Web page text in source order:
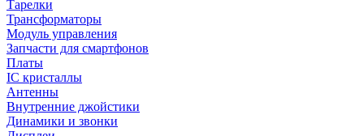
Тарелки
Трансформаторы
Модуль управления
Запчасти для смартфонов
Платы
IC кристаллы
Антенны
Внутренние джойстики
Динамики и звонки